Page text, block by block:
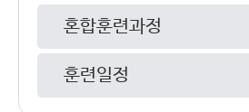
혼합훈련과정
훈련일정